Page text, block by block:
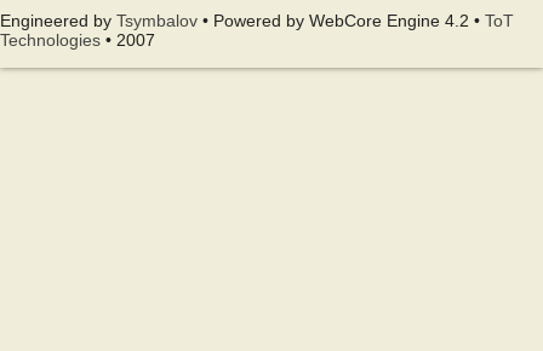
Engineered by Tsymbalov • Powered by WebCore Engine 4.2 • ToT
Technologies • 2007